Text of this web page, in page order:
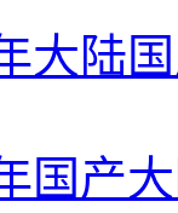
大陆
国产